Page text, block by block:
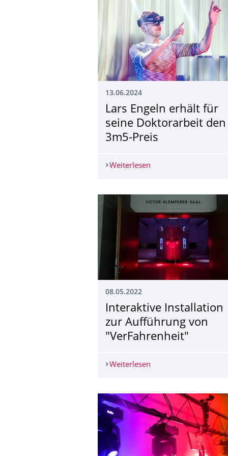
13.06.2024
Lars Engeln erhält für
seine Doktorarbeit den
3m5-Preis
Weiterlesen Lars Engeln erhält
08.05.2022
Interaktive Installation
zur Aufführung von
"VerFahrenheit"
Weiterlesen Interaktive